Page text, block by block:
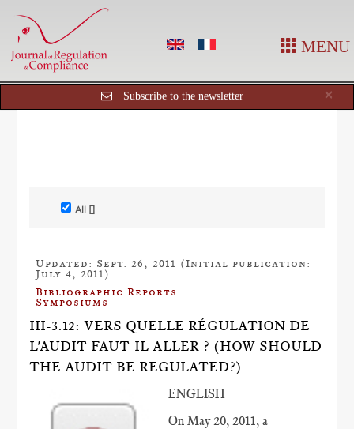
MENU
×
Subscribe to the newsletter
All []
Updated: Sept. 26, 2011 (Initial publication:
July 4, 2011)
Bibliographic Reports :
Symposiums
III-3.12: VERS QUELLE RÉGULATION DE
L'AUDIT FAUT-IL ALLER ? (HOW SHOULD
THE AUDIT BE REGULATED?)
ENGLISH
On May 20, 2011, a